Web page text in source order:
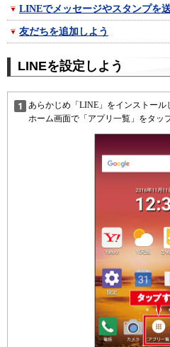
LINEでメッセージやスタンプを
友だちを追加しよう
LINEを設定しよう
あらかじめ「LINE」をインストール
ホーム画面で「アプリ一覧」をタッ